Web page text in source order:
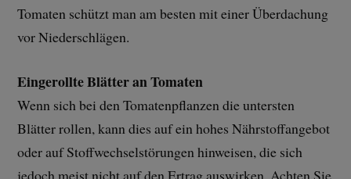
Tomaten schützt man am besten mit einer Überdachung
vor Niederschlägen.
Eingerollte Blätter an Tomaten
Wenn sich bei den Tomatenpflanzen die untersten
Blätter rollen, kann dies auf ein hohes Nährstoffangebot
oder auf Stoffwechselstörungen hinweisen, die sich
jedoch meist nicht auf den Ertrag auswirken. Achten Sie